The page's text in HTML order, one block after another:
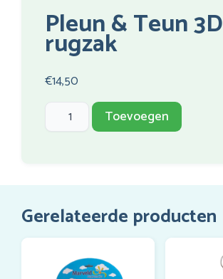
Pleun & Teun 3D
rugzak
€14,50
Pleun
aantal
Toevoegen
Gerelateerde producten